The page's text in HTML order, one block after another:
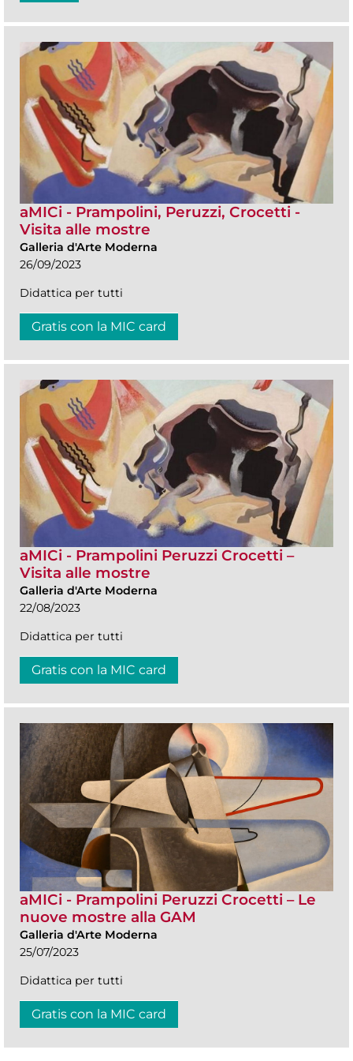
aMICi - Prampolini, Peruzzi, Crocetti -
Visita alle mostre
Galleria d'Arte Moderna
26/09/2023
Didattica per tutti
Gratis con la MIC card
aMICi - Prampolini Peruzzi Crocetti –
Visita alle mostre
Galleria d'Arte Moderna
22/08/2023
Didattica per tutti
Gratis con la MIC card
aMICi - Prampolini Peruzzi Crocetti – Le
nuove mostre alla GAM
Galleria d'Arte Moderna
25/07/2023
Didattica per tutti
Gratis con la MIC card